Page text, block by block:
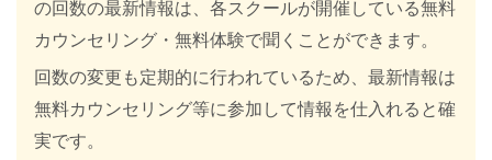
の回数の最新情報は、各スクールが開催している無料
カウンセリング・無料体験で聞くことができます。
回数の変更も定期的に行われているため、最新情報は
無料カウンセリング等に参加して情報を仕入れると確
実です。